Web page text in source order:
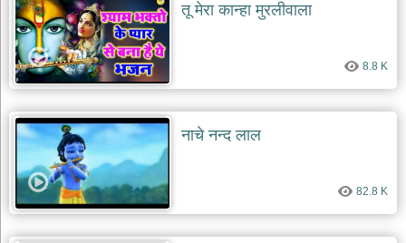
तू मेरा कान्हा मुरलीवाला
8.8 K
नाचे नन्द लाल
82.8 K